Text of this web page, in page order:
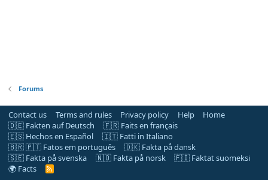
Forums
Contact us Terms and rules Privacy policy Help
Home
🇩🇪 Fakten auf Deutsch
🇫🇷 Faits en français
🇪🇸 Hechos en Español
🇮🇹 Fatti in Italiano
🇧🇷 🇵🇹 Fatos em português
🇩🇰 Fakta på dansk
🇸🇪 Fakta på svenska
🇳🇴 Fakta på norsk
🇫🇮 Faktat suomeksi
🌍 Facts
R